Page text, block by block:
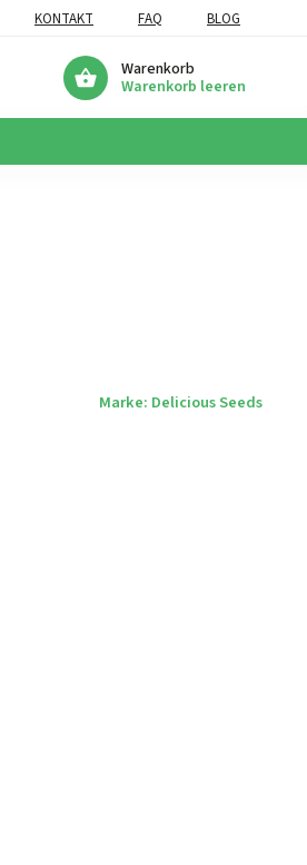
KONTAKT FAQ BLOG
Warenkorb
Warenkorb leeren
Marke: Delicious Seeds